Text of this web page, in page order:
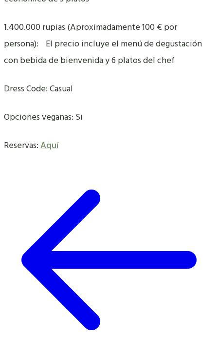
1.400.000 rupias (Aproximadamente 100 € por
persona): El precio incluye el menú de degustación
con bebida de bienvenida y 6 platos del chef
Dress Code: Casual
Opciones veganas: Si
Reservas:Aquí